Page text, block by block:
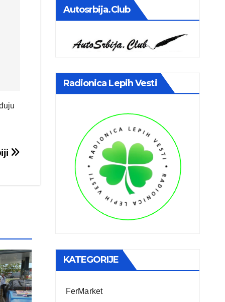
Autosrbija.club
Radionica Lepih Vesti
KATEGORIJE
FerMarket